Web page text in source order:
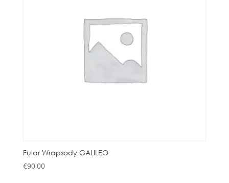
Fular Wrapsody GALILEO
€90,00